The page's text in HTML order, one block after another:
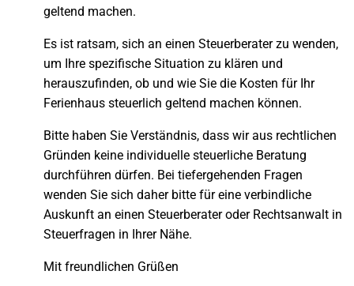
geltend machen.
Es ist ratsam, sich an einen Steuerberater zu wenden,
um Ihre spezifische Situation zu klären und
herauszufinden, ob und wie Sie die Kosten für Ihr
Ferienhaus steuerlich geltend machen können.
Bitte haben Sie Verständnis, dass wir aus rechtlichen
Gründen keine individuelle steuerliche Beratung
durchführen dürfen. Bei tiefergehenden Fragen
wenden Sie sich daher bitte für eine verbindliche
Auskunft an einen Steuerberater oder Rechtsanwalt in
Steuerfragen in Ihrer Nähe.
Mit freundlichen Grüßen